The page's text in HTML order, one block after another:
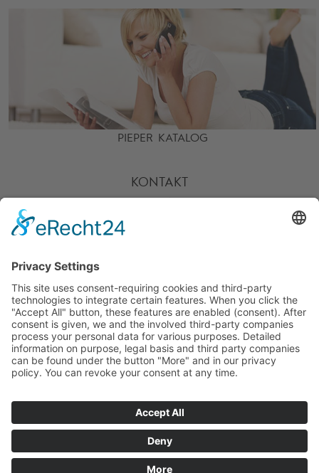
PIEPER KATALOG
KONTAKT
HOTLINE
UNSERE VORTEILE
VERSANDPARTNER
WEITERE PIEPER-SHOPS
BESUCHE UNS AUCH
HIER: